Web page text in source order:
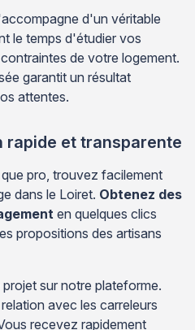
d'un véritable
le temps d'étudier vos
de votre logement.
garantit un résultat
attentes.
rapide et transparente
pro, trouvez facilement
dans le Loiret. Obtenez des
en quelques clics
propositions des artisans
sur notre plateforme.
avec les carreleurs
recevez rapidement